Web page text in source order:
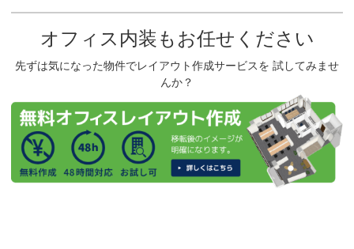
オフィス内装もお任せください
先ずは気になった物件でレイアウト作成サービスを 試してみませ
んか？